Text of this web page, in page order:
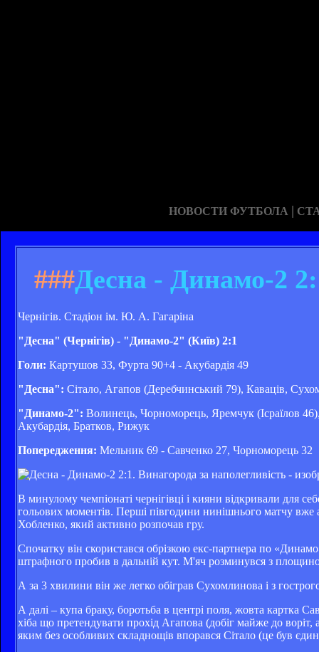
НОВОСТИ ФУТБОЛА |
###Десна - Динамо-2
Чернігів. Стадіон ім. Ю. А. Гагаріна
"Десна" (Чернігів) - "Динамо-2" (Київ) 2:1
Голи: Картушов 33, Фурта 90+4 - Акубардія 49
"Десна": Сітало, Агапов (Деребчинський 79), Каваців,
"Динамо-2": Волинець, Чорноморець, Яремчук (Ісраїлов
Акубардія, Братков, Рижук
Попередження: Мельник 69 - Савченко 27, Чорноморець 32
В минулому чемпіонаті чернігівці і кияни відкривали для
гольових моментів. Перші півгодини нинішнього матчу
Хобленко, який активно розпочав гру.
Спочатку він скористався обрізкою екс-партнера по
штрафного пробив в дальній кут. М'яч розминувся з
А за 3 хвилини він же легко обіграв Сухомлинова і з
А далі – купа браку, боротьба в центрі поля, жовта картка
хіба що претендувати прохід Агапова (добіг майже до воріт,
яким без особливих складнощів впорався Сітало (це був